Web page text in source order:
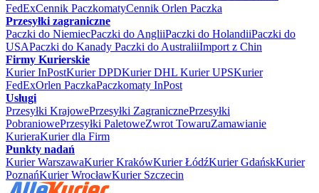
FedExCennik PaczkomatyCennik Orlen Paczka
Przesyłki zagraniczne
Paczki do NiemiecPaczki do AngliiPaczki do HolandiiPaczki do
USAPaczki do Kanady Paczki do AustraliiImport z Chin
Firmy Kurierskie
Kurier InPostKurier DPDKurier DHL Kurier UPSKurier
FedExOrlen PaczkaPaczkomaty InPost
Usługi
Przesyłki KrajowePrzesyłki ZagranicznePrzesyłki
PobraniowePrzesyłki PaletoweZwrot TowaruZamawianie
KurieraKurier dla Firm
Punkty nadań
Kurier WarszawaKurier KrakówKurier ŁódźKurier GdańskKurier
PoznańKurier WrocławKurier Szczecin